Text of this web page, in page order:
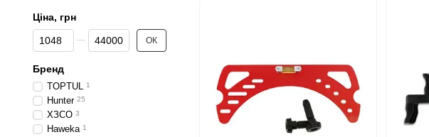
Ціна, грн
Від Ціна, грн
До Ціна, грн ОК
Бренд
TOPTUL 1
Hunter 25
ХЗСО 3
Haweka 1